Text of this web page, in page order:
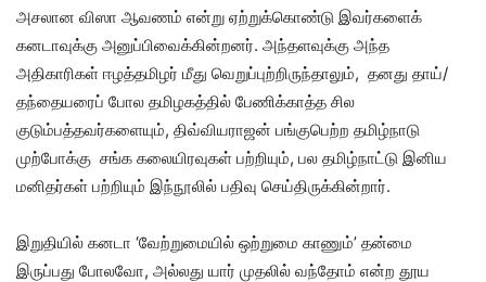
அசலான விஸா ஆவணம் என்று ஏற்றுக்கொண்டு இவர்களைக்
கனடாவுக்கு அனுப்பிவைக்கின்றனர். அந்தளவுக்கு அந்த
அதிகாரிகள் ஈழத்தமிழர் மீது வெறுப்புற்றிருந்தாலும், தனது தாய்/
தந்தையரைப் போல தமிழகத்தில் பேணிக்காத்த சில
குடும்பத்தவர்களையும், திவ்வியராஜன் பங்குபெற்ற தமிழ்நாடு
முற்போக்கு சங்க கலையிரவுகள் பற்றியும், பல தமிழ்நாட்டு இனிய
மனிதர்கள் பற்றியும் இந்நூலில் பதிவு செய்திருக்கின்றார்.
இறுதியில் கனடா ‘வேற்றுமையில் ஒற்றுமை காணும்’ தன்மை
இருப்பது போலவோ, அல்லது யார் முதலில் வந்தோம் என்ற தூய